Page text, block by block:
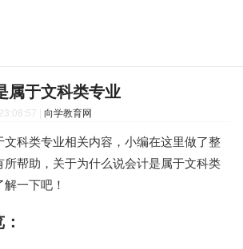
属于文科类专业
| 向学教育网
文科类专业相关内容，小编在这里做了整
帮助，关于为什么说会计是属于文科类
一下吧！